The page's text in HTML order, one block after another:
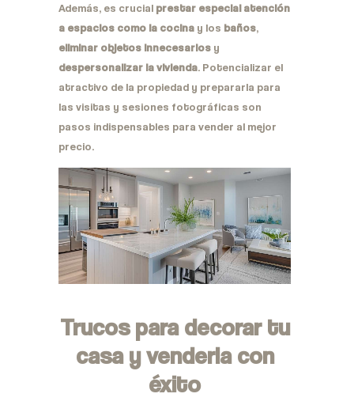
Además, es crucial prestar especial atención
a espacios como la cocina y los baños,
eliminar objetos innecesarios y
despersonalizar la vivienda. Potencializar el
atractivo de la propiedad y prepararla para
las visitas y sesiones fotográficas son
pasos indispensables para vender al mejor
precio.
Trucos para decorar tu
casa y venderla con
éxito